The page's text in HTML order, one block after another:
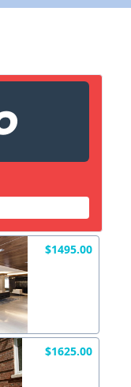
$1495.00
$1625.00
dans courriel)
X Fermer